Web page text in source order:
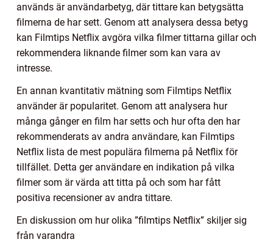
används är användarbetyg, där tittare kan betygsätta
filmerna de har sett. Genom att analysera dessa betyg
kan Filmtips Netflix avgöra vilka filmer tittarna gillar och
rekommendera liknande filmer som kan vara av
intresse.
En annan kvantitativ mätning som Filmtips Netflix
använder är popularitet. Genom att analysera hur
många gånger en film har setts och hur ofta den har
rekommenderats av andra användare, kan Filmtips
Netflix lista de mest populära filmerna på Netflix för
tillfället. Detta ger användare en indikation på vilka
filmer som är värda att titta på och som har fått
positiva recensioner av andra tittare.
En diskussion om hur olika ”filmtips Netflix” skiljer sig
från varandra